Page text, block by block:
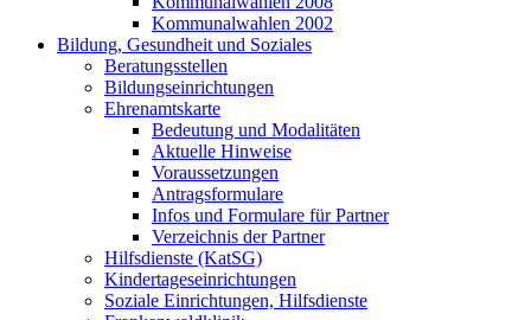
Kommunalwahlen 2002
Bildung, Gesundheit und Soziales
Beratungsstellen
Bildungseinrichtungen
Ehrenamtskarte
Bedeutung und Modalitäten
Aktuelle Hinweise
Voraussetzungen
Antragsformulare
Infos und Formulare für Partner
Verzeichnis der Partner
Hilfsdienste (KatSG)
Kindertageseinrichtungen
Soziale Einrichtungen, Hilfsdienste